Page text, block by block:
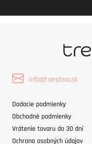
info@trendova.sk
Dodacie podmienky
Obchodné podmienky
Vrátenie tovaru do 30 dní
Ochrana osobných údajov